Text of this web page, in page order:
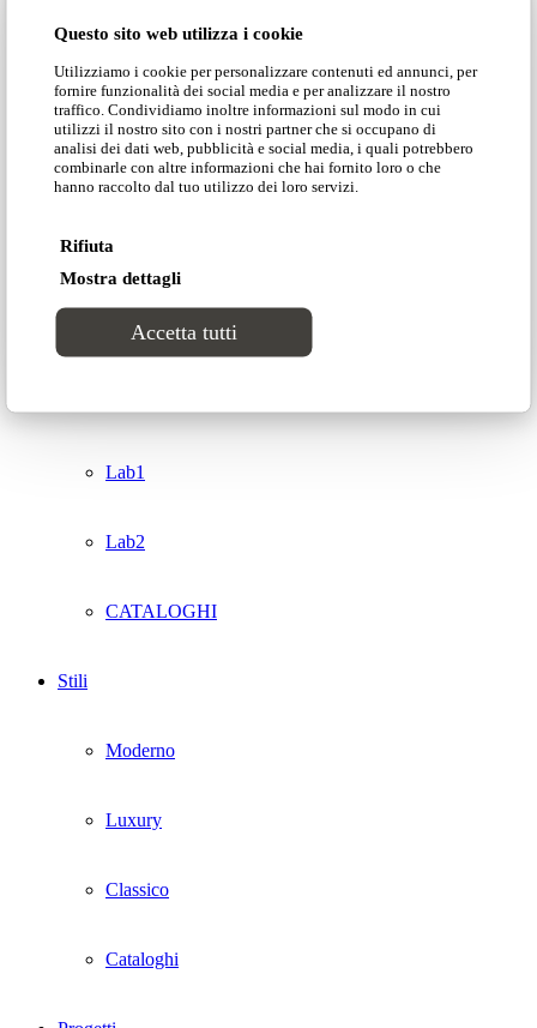
Questo sito web utilizza i cookie
Utilizziamo i cookie per personalizzare contenuti ed annunci, per
fornire funzionalità dei social media e per analizzare il nostro
traffico. Condividiamo inoltre informazioni sul modo in cui
utilizzi il nostro sito con i nostri partner che si occupano di
analisi dei dati web, pubblicità e social media, i quali potrebbero
combinarle con altre informazioni che hai fornito loro o che
hanno raccolto dal tuo utilizzo dei loro servizi.
Rifiuta
Mostra dettagli
Accetta tutti
Groove
Tracks
Sweet dreams
Lab1
Lab2
CATALOGHI
Stili
Moderno
Luxury
Classico
Cataloghi
Domingo Salotti S.r.l. Str. della Romagna, 285 –
61121 Pesaro (PU) Italia
© Domingo | P. IVA 00165000415
Privacy Policy